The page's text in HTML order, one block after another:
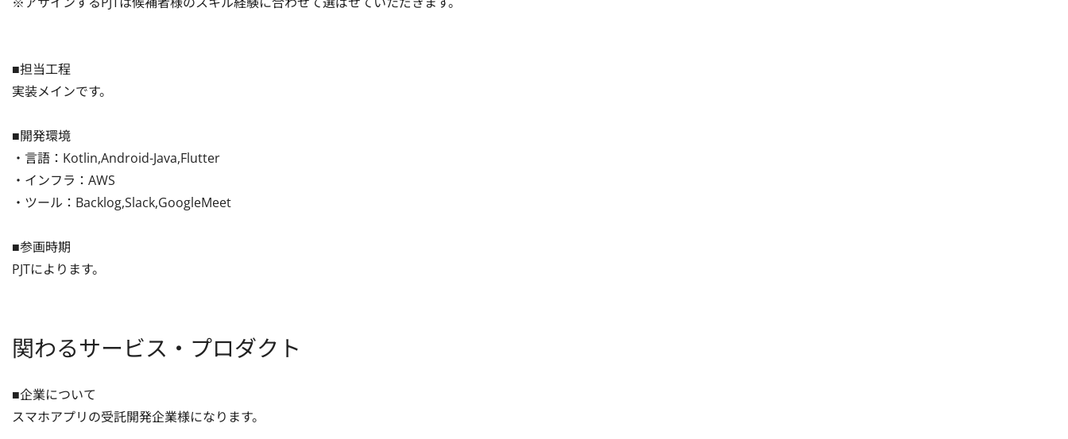
■担当工程
実装メインです。
■開発環境
・言語：Kotlin,Android-Java,Flutter
・インフラ：AWS
・ツール：Backlog,Slack,GoogleMeet
■参画時期
PJTによります。
関わるサービス・プロダクト
■企業について
スマホアプリの受託開発企業様になります。